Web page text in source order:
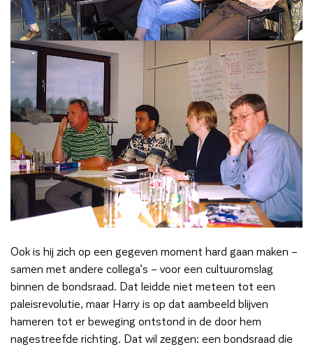
Ook is hij zich op een gegeven moment hard gaan maken –
samen met andere collega’s – voor een cultuuromslag
binnen de bondsraad. Dat leidde niet meteen tot een
paleisrevolutie, maar Harry is op dat aambeeld blijven
hameren tot er beweging ontstond in de door hem
nagestreefde richting. Dat wil zeggen: een bondsraad die